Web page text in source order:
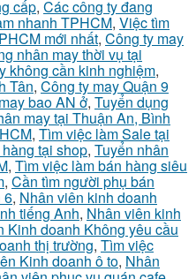
cấp, Các công ty đang
nhanh TPHCM, Việc tìm
mới nhất, Công ty may
nhân may thời vụ tại
không cần kinh nghiệm,
Tân, Công ty may Quận 9
bao AN ở, Tuyển dụng
may tại Thuận An, Bình
, Tìm việc làm Sale tại
tại shop, Tuyển nhân
, Tìm việc làm bán hàng siêu
, Cần tìm người phụ bán
6, Nhân viên kinh doanh
tiếng Anh, Nhân viên kinh
Kinh doanh Không yêu cầu
thị trường, Tìm việc
Kinh doanh ô to, Nhân